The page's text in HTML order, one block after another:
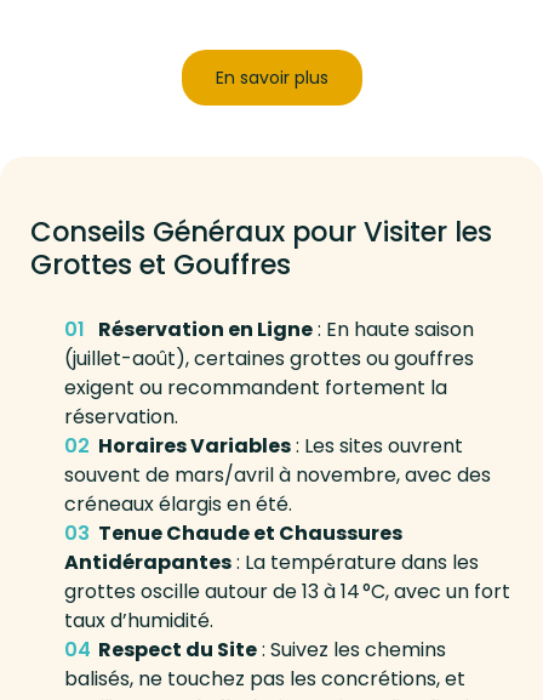
En savoir plus
Conseils Généraux pour Visiter les
Grottes et Gouffres
Réservation en Ligne: En haute saison
(juillet-août), certaines grottes ou gouffres
exigent ou recommandent fortement la
réservation.
Horaires Variables: Les sites ouvrent
souvent de mars/avril à novembre, avec des
créneaux élargis en été.
Tenue Chaude et Chaussures
Antidérapantes: La température dans les
grottes oscille autour de 13 à 14 °C, avec un fort
taux d’humidité.
Respect du Site: Suivez les chemins
balisés, ne touchez pas les concrétions, et